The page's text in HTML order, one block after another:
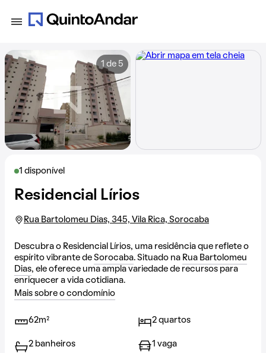
1 disponível
Residencial Lírios
Rua Bartolomeu Dias, 345, Vila Rica, Sorocaba
Descubra o Residencial Lírios, uma residência que reflete o
espírito vibrante de Sorocaba. Situado na Rua Bartolomeu
Dias, ele oferece uma ampla variedade de recursos para
enriquecer a vida cotidiana.
Mais sobre o condomínio
62m² 2 quartos
2 banheiros 1 vaga
1 de 5